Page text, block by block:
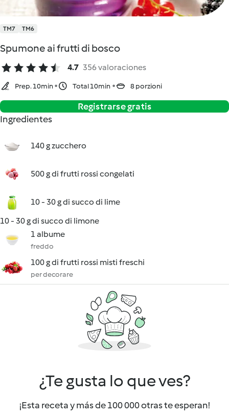
TM7 TM6
Spumone ai frutti di bosco
4.7 356 valoraciones
Prep. 10min Total 10min 8 porzioni
Registrarse gratis
Ingredientes
140 g zucchero
500 g di frutti rossi congelati
10 - 30 g di succo di lime
10 - 30 g di succo di limone
1 albume
freddo
100 g di frutti rossi misti freschi
per decorare
¿Te gusta lo que ves?
¡Esta receta y más de 100 000 otras te esperan!